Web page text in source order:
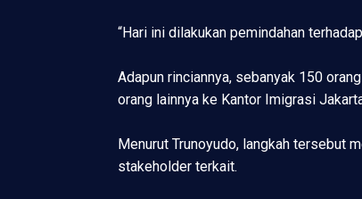
“Hari ini dilakukan pemindahan
Adapun rinciannya, sebanyak 150
orang lainnya ke Kantor Imigrasi
Menurut Trunoyudo, langkah tersebut
stakeholder terkait.